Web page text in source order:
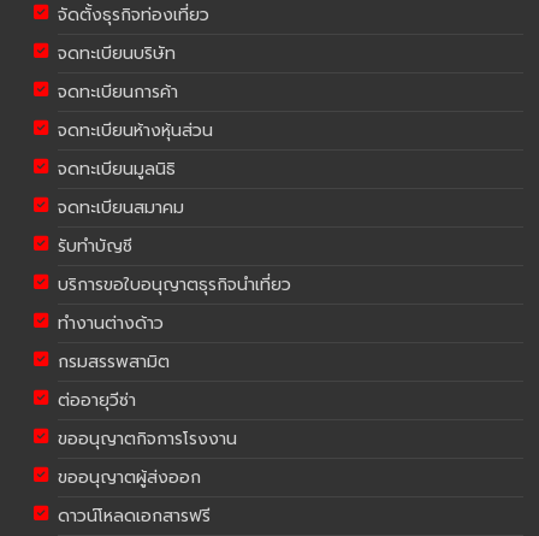
จัดตั้งธุรกิจท่องเที่ยว
จดทะเบียนบริษัท
จดทะเบียนการค้า
จดทะเบียนห้างหุ้นส่วน
จดทะเบียนมูลนิธิ
จดทะเบียนสมาคม
รับทำบัญชี
บริการขอใบอนุญาตธุรกิจนำเที่ยว
ทำงานต่างด้าว
กรมสรรพสามิต
ต่ออายุวีซ่า
ขออนุญาตกิจการโรงงาน
ขออนุญาตผู้ส่งออก
ดาวน์โหลดเอกสารฟรี